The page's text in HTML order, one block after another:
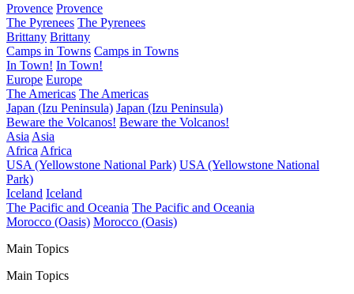
Provence Provence
The Pyrenees The Pyrenees
Brittany Brittany
Camps in Towns Camps in Towns
In Town! In Town!
Europe Europe
The Americas The Americas
Japan (Izu Peninsula) Japan (Izu Peninsula)
Beware the Volcanos! Beware the Volcanos!
Asia Asia
Africa Africa
USA (Yellowstone National Park) USA (Yellowstone National
Park)
Iceland Iceland
The Pacific and Oceania The Pacific and Oceania
Morocco (Oasis) Morocco (Oasis)
Main Topics
Main Topics